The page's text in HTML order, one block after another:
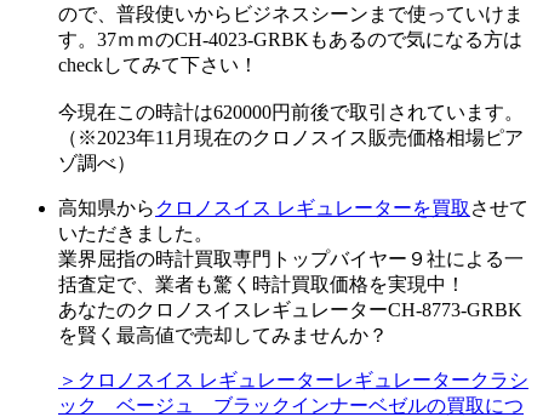
ので、普段使いからビジネスシーンまで使っていけま
す。37ｍｍのCH-4023-GRBKもあるので気になる方は
checkしてみて下さい！
今現在この時計は620000円前後で取引されています。
（※2023年11月現在のクロノスイス販売価格相場ピア
ゾ調べ）
高知県から クロノスイス レギュレーターを買取 させて
いただきました。
業界屈指の時計買取専門トップバイヤー９社による一
括査定で、業者も驚く時計買取価格を実現中！
あなたのクロノスイスレギュレーターCH-8773-GRBK
を賢く最高値で売却してみませんか？
＞クロノスイス レギュレーターレギュレータークラシ
ック ベージュ ブラックインナーベゼルの買取につ